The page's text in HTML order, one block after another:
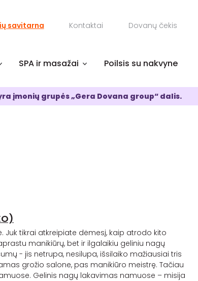
savitarna Kontaktai Dovanų čekis
SPA ir masažai Poilsis su nakvyne
įmonių grupės „Gera Dovana group“ dalis.
Juk tikrai atkreipiate dėmesį, kaip atrodo kito
manikiūrų, bet ir ilgalaikiu geliniu nagų
- jis netrupa, nesilupa, išsilaiko mažiausiai tris
grožio salone, pas manikiūro meistrę. Tačiau
Gelinis nagų lakavimas namuose – misija